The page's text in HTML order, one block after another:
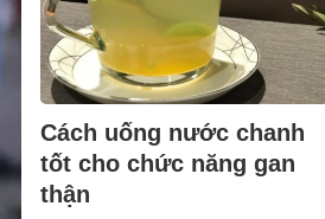
Cách uống nước chanh
tốt cho chức năng gan
thận